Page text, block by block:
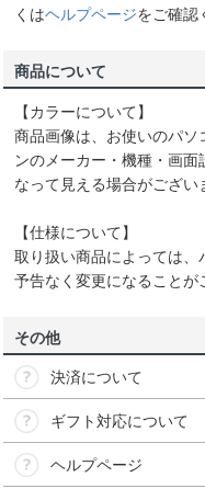
くはヘルプページをご確認
商品について
【カラーについて】
商品画像は、お使いのパソ
ンのメーカー・機種・画
なって見える場合がござい
【仕様について】
取り扱い商品によっては
予告なく変更になることが
その他
決済について
ギフト対応について
ヘルプページ